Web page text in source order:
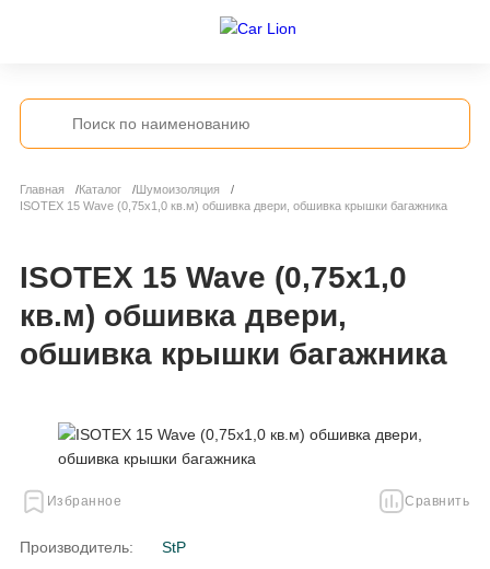
Главная Каталог
Шумоизоляция
ISOTEX 15 Wave (0,75х1,0 кв.м) обшивка двери, обшивка крышки багажника
ISOTEX 15 Wave (0,75х1,0
кв.м) обшивка двери,
обшивка крышки багажника
Избранное Сравнить
Производитель: StP